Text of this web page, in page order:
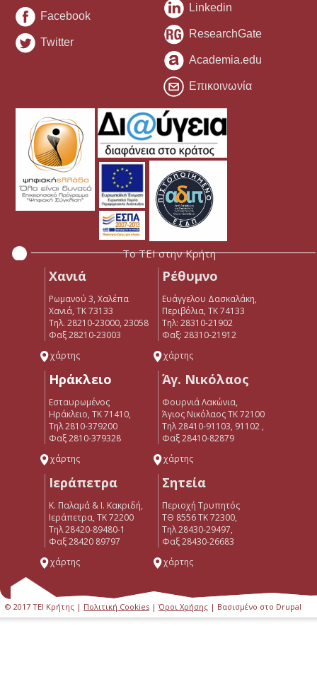
Facebook
Twitter
Linkedin
ResearchGate
Academia.edu
Επικοινωνία
Το ΤΕΙ στην Κρήτη
Χανιά
Ρωμανού 3, Χαλέπα
Χανιά, ΤΚ 73133
Τηλ. 28210-23000, 23058
Φαξ 28210-23003
χάρτης
Ρέθυμνο
Ευάγγελου Δασκαλάκη,
Περιβόλια, ΤΚ 74133
Tηλ: 28310-21902
Φαξ: 28310-21912
χάρτης
Ηράκλειο
Εσταυρωμένος
Ηράκλειο, ΤΚ 71410,
Τηλ 2810-379200
Φαξ 2810-379328
χάρτης
Άγ. Νικόλαος
Φουρνιά Λακώνια,
Άγιος Νικόλαος ΤΚ 72100
Τηλ 28410-91103, 91102 ,
Φαξ 28410-82879
χάρτης
Ιεράπετρα
Κ. Παλαμά & Ι. Κακριδή,
Ιεράπετρα, ΤΚ 72200
Tηλ 28420-89480-1
Φαξ 28420 89797
χάρτης
Σητεία
Περιοχή Τρυπητός
ΤΘ 8556 ΤΚ 72300,
Τηλ 28430-29497,
Φαξ 28430-26683
χάρτης
© 2017 ΤΕΙ Κρήτης | Πολιτική Cookies | Όροι Χρήσης | Βασισμένο στο Drupal